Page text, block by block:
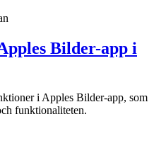
Bilder-app i
i Apples Bilder-app, som
funktionaliteten.